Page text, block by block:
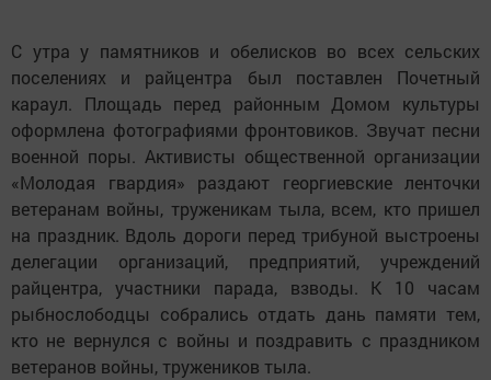
С утра у памятников и обелисков во всех сельских
поселениях и райцентра был поставлен Почетный
караул. Площадь перед районным Домом культуры
оформлена фотографиями фронтовиков. Звучат песни
военной поры. Активисты общественной организации
«Молодая гвардия» раздают георгиевские ленточки
ветеранам войны, труженикам тыла, всем, кто пришел
на праздник. Вдоль дороги перед трибуной выстроены
делегации организаций, предприятий, учреждений
райцентра, участники парада, взводы. К 10 часам
рыбнослободцы собрались отдать дань памяти тем,
кто не вернулся с войны и поздравить с праздником
ветеранов войны, тружеников тыла.